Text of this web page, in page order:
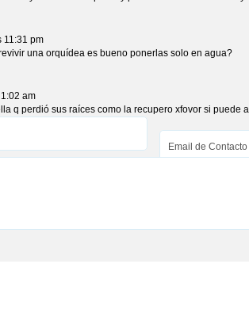
11:31 pm
una orquídea es bueno ponerlas solo en agua?
am
q perdió sus raíces como la recupero xfovor si puede